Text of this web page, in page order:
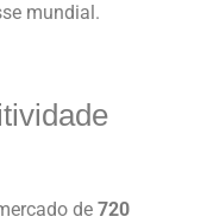
mundial.
de 720